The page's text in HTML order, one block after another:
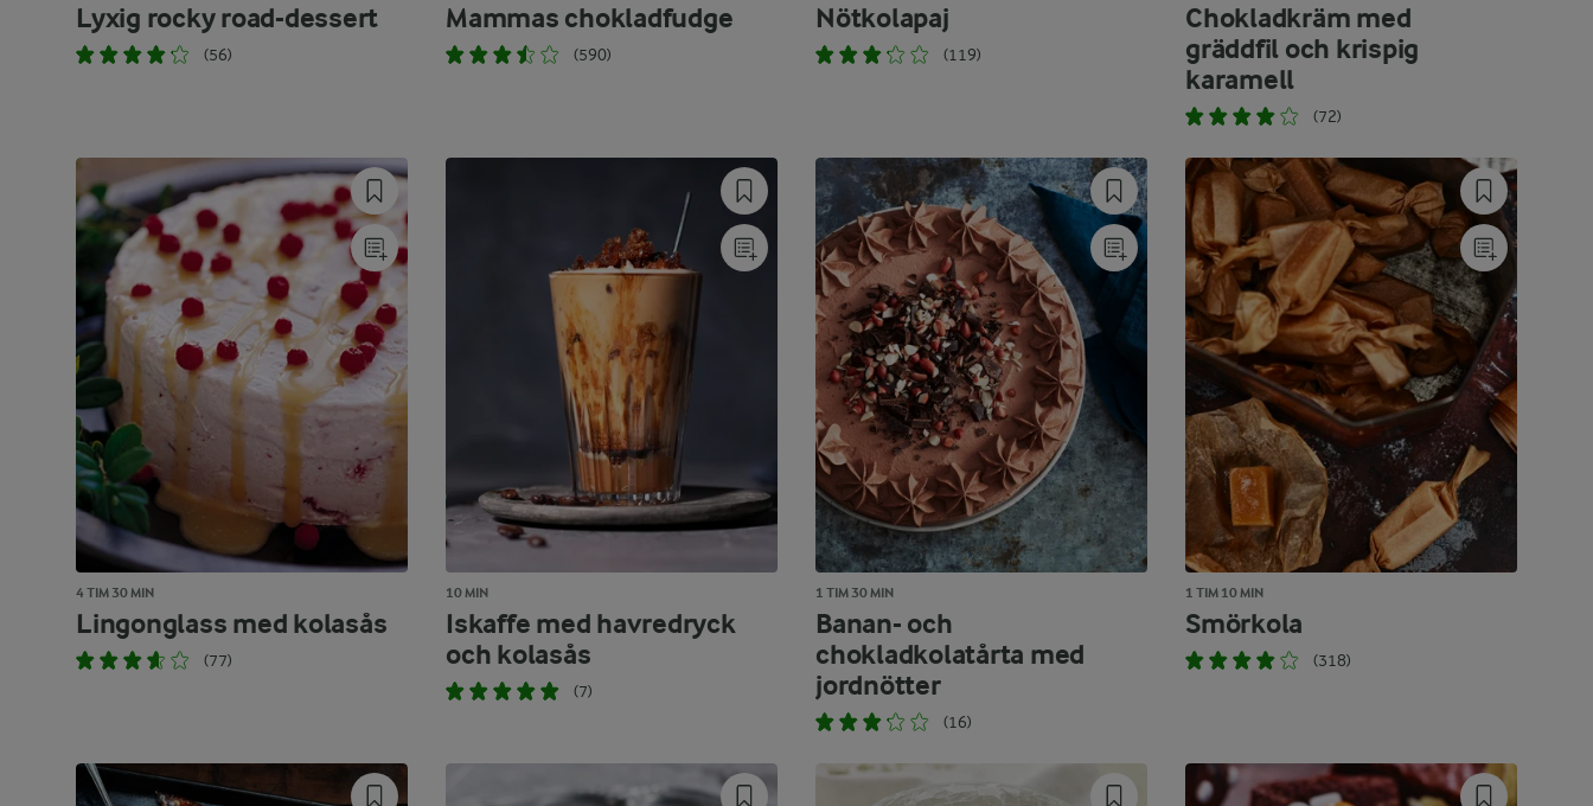
Lyxig rocky road-dessert
(56)
Mammas chokladfudge
(590)
Nötkolapaj
(119)
Chokladkräm med
gräddfil och krispig
karamell
(72)
4 TIM 30 MIN
Lingonglass med kolasås
(77)
10 MIN
Iskaffe med havredryck
och kolasås
(7)
1 TIM 30 MIN
Banan- och
chokladkolatårta med
jordnötter
(16)
1 TIM 10 MIN
Smörkola
(318)